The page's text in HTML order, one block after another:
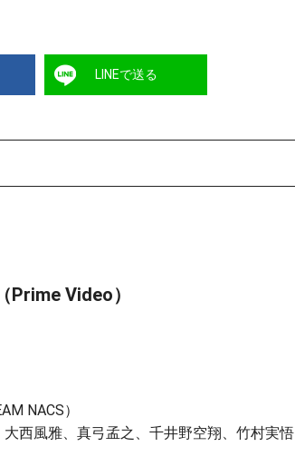
LINEで送る
Prime Video）
NACS）
⻄⾵雅、真⼸孟之、千井野空翔、⽵村実悟